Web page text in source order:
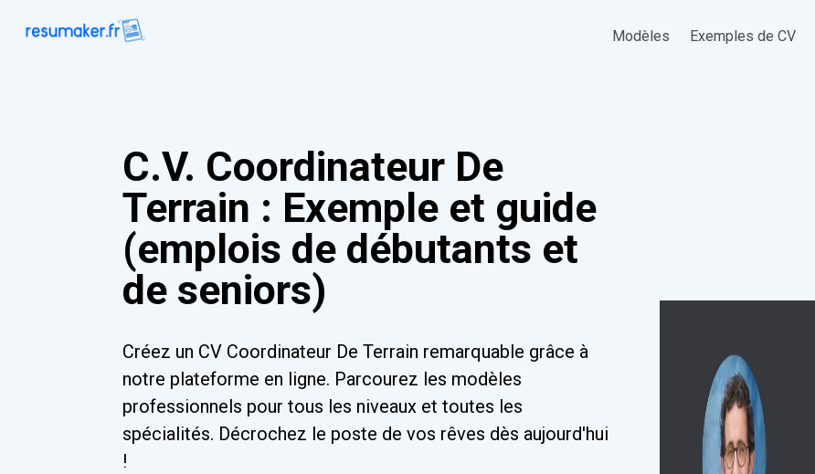
Modèles Exemples de CV
C.V. Coordinateur De
Terrain : Exemple et guide
(emplois de débutants et
de seniors)
Créez un CV Coordinateur De Terrain remarquable grâce à
notre plateforme en ligne. Parcourez les modèles
professionnels pour tous les niveaux et toutes les
spécialités. Décrochez le poste de vos rêves dès aujourd'hui
!